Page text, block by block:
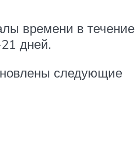
времени в течение
дней.
следующие